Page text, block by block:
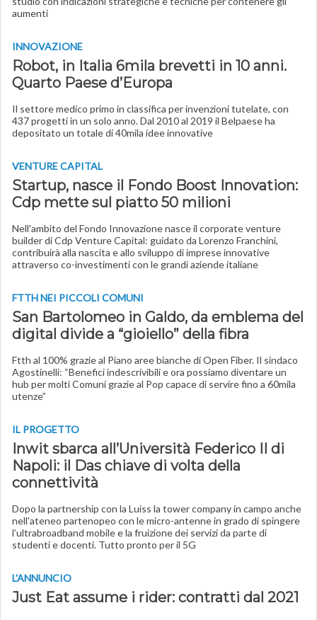
aumenti
INNOVAZIONE
Robot, in Italia 6mila brevetti in 10 anni.
Quarto Paese d’Europa
Il settore medico primo in classifica per invenzioni tutelate, con
437 progetti in un solo anno. Dal 2010 al 2019 il Belpaese ha
depositato un totale di 40mila idee innovative
VENTURE CAPITAL
Startup, nasce il Fondo Boost Innovation:
Cdp mette sul piatto 50 milioni
Nell'ambito del Fondo Innovazione nasce il corporate venture
builder di Cdp Venture Capital: guidato da Lorenzo Franchini,
contribuirà alla nascita e allo sviluppo di imprese innovative
attraverso co-investimenti con le grandi aziende italiane
FTTH NEI PICCOLI COMUNI
San Bartolomeo in Galdo, da emblema del
digital divide a “gioiello” della fibra
Ftth al 100% grazie al Piano aree bianche di Open Fiber. Il sindaco
Agostinelli: “Benefici indescrivibili e ora possiamo diventare un
hub per molti Comuni grazie al Pop capace di servire fino a 60mila
utenze”
IL PROGETTO
Inwit sbarca all’Università Federico II di
Napoli: il Das chiave di volta della
connettività
Dopo la partnership con la Luiss la tower company in campo anche
nell'ateneo partenopeo con le micro-antenne in grado di spingere
l’ultrabroadband mobile e la fruizione dei servizi da parte di
studenti e docenti. Tutto pronto per il 5G
L'ANNUNCIO
Just Eat assume i rider: contratti dal 2021